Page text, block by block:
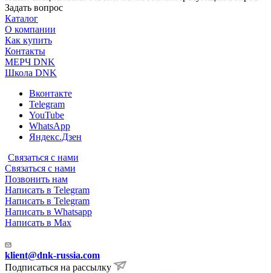
Задать вопрос
Каталог
О компании
Как купить
Контакты
МЕРЧ DNK
Школа DNK
Вконтакте
Telegram
YouTube
WhatsApp
Яндекс.Дзен
Связаться с нами
Связаться с нами
Позвонить нам
Написать в Telegram
Написать в Telegram
Написать в Whatsapp
Написать в Max
klient@dnk-russia.com
Подписаться на рассылку